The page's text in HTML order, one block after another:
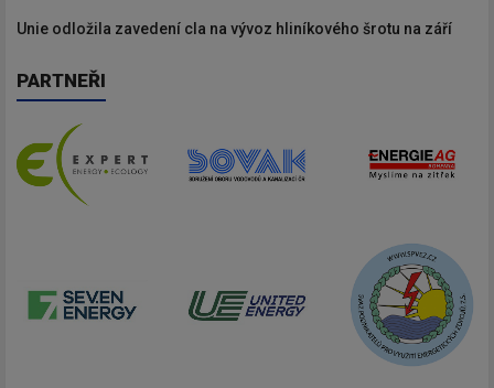
Unie odložila zavedení cla na vývoz hliníkového šrotu na září
PARTNEŘI